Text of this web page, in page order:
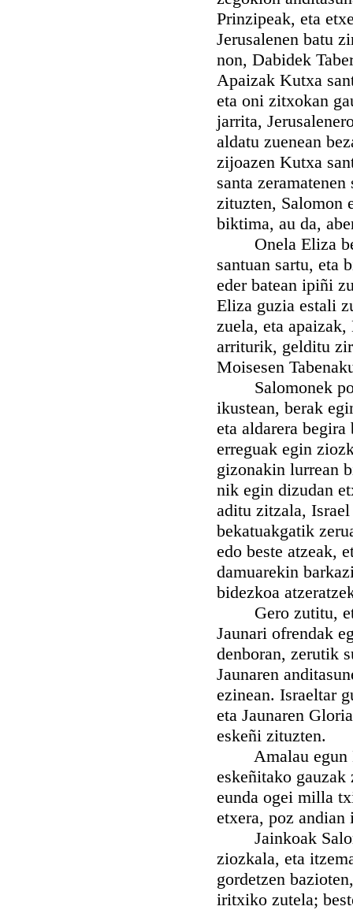
Prinzipeak, eta
Jerusalenen batu
non, Dabidek
Apaizak Kutxa
eta oni zitxokan
jarrita,
aldatu zuenean
zijoazen Kutxa
santa
zituzten, Salomon
biktima, au da,
Onela Eliza
santuan sartu, eta
eder batean ipiñi
Eliza guzia estali
zuela, eta
arriturik, gelditu
Moisesen
Salomonek poz
ikustean, berak
eta aldarera
erreguak egin
gizonakin lurrean
nik egin dizudan
aditu zitzala,
bekatuakgatik
edo beste atzeak,
damuarekin
bidezkoa
Gero zutitu, eta
Jaunari ofrendak
denboran, zerutik
Jaunaren
ezinean. Israeltar
eta Jaunaren
eskeñi zituzten.
Amalau egun
eskeñitako
eunda ogei milla
etxera, poz
Jainkoak
ziozkala, eta
gordetzen
iritxiko zutela;